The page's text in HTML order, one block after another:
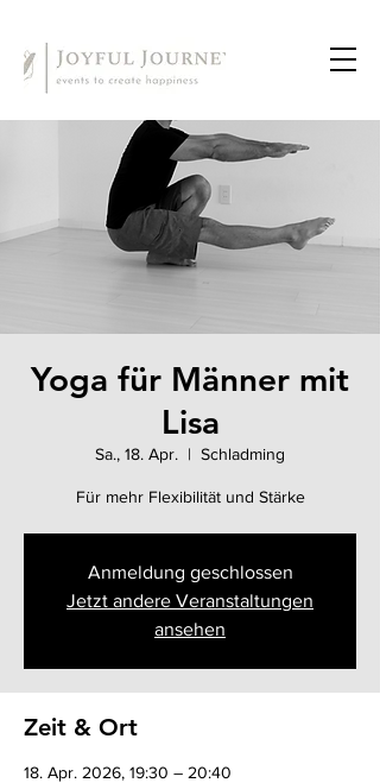
Yoga für Männer mit
Lisa
Sa., 18. Apr.
  |
Schladming
Für mehr Flexibilität und Stärke
Anmeldung geschlossen
Jetzt andere Veranstaltungen
ansehen
Zeit & Ort
18. Apr. 2026, 19:30 – 20:40